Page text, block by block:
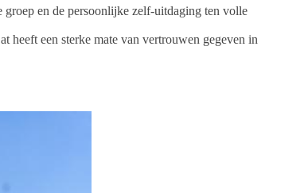
groep en de persoonlijke zelf-uitdaging ten volle
heeft een sterke mate van vertrouwen gegeven in